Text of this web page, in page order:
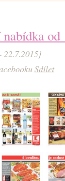
od
22.7.2015}
Sdílet